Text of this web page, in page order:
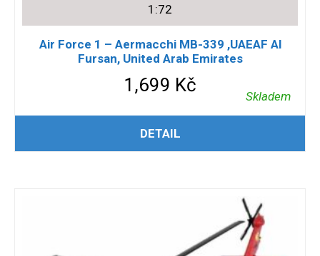
1:72
Air Force 1 – Aermacchi MB-339 ,UAEAF Al
Fursan, United Arab Emirates
1,699 Kč
Skladem
PŘIDAT DO KOŠÍKU
DETAIL